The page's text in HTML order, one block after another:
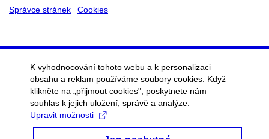
Správce stránek
Cookies
K vyhodnocování tohoto webu a k personalizaci
obsahu a reklam používáme soubory cookies. Když
klikněte na „přijmout cookies", poskytnete nám
souhlas k jejich uložení, správě a analýze.
Upravit možnosti